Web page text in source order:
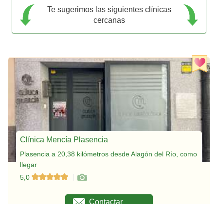
Te sugerimos las siguientes clínicas
cercanas
Clínica Mencía Plasencia
Plasencia a 20,38 kilómetros desde Alagón del Río, como
llegar
5,0
Contactar